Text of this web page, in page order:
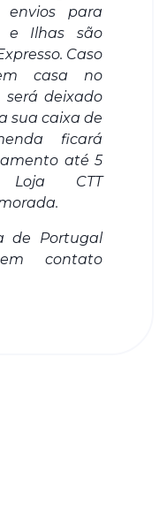
envios para
e Ilhas são
Caso
casa no
deixado
sua caixa de
ficará
até 5
CTT
de Portugal
contato